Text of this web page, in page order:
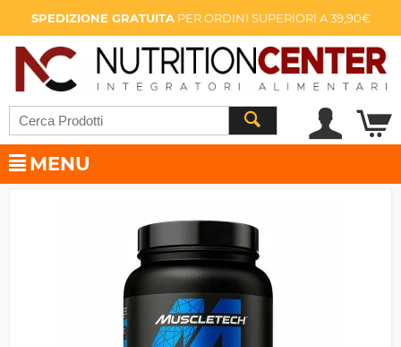
SPEDIZIONE GRATUITAPER ORDINI SUPERIORI A 39,90€
MENU